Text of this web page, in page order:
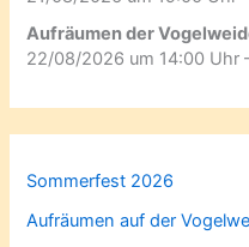
Aufräumen der
22/08/2026 um 14:00 Uhr
Sommerfest 2026
Aufräumen auf der